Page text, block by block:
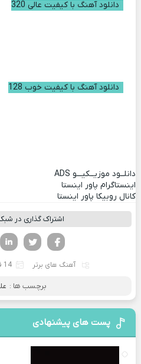
دانلود آهنگ با کیفیت عالی 320
دانلود آهنگ با کیفیت خوب 128
دانلــود موزیــکیـــو ADS
اینستاگرام پاور اینستا
کانال روبیکا پاور اینستا
اشتراک گذاری در
آهنگ های برتر 14 فوریه 2024
برچسب ها :
پست های پیشنهادی